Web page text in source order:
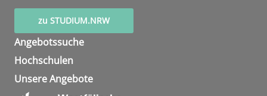
zu STUDIUM.NRW
Angebotssuche
Hochschulen
Unsere Angebote